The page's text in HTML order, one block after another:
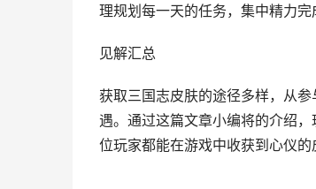
理规划每一天的任务，集中精力完
见解汇总
获取三国志皮肤的途径多样，从
遇。通过这篇文章小编将的介绍
位玩家都能在游戏中收获到心仪的